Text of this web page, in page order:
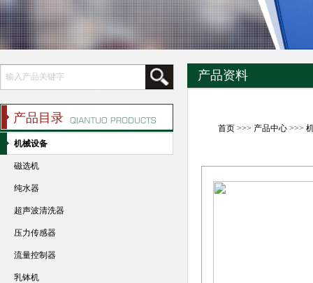
产品资料
首页>>> 产品中心>>>
产品目录
机械设备
磁选机
纯水器
超声波清洗器
压力传感器
流量控制器
乳钵机